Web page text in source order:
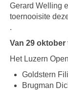
Gerard Welling
toernooisite
.
Van 29
Het Luzern Open
Goldstern
Brugman